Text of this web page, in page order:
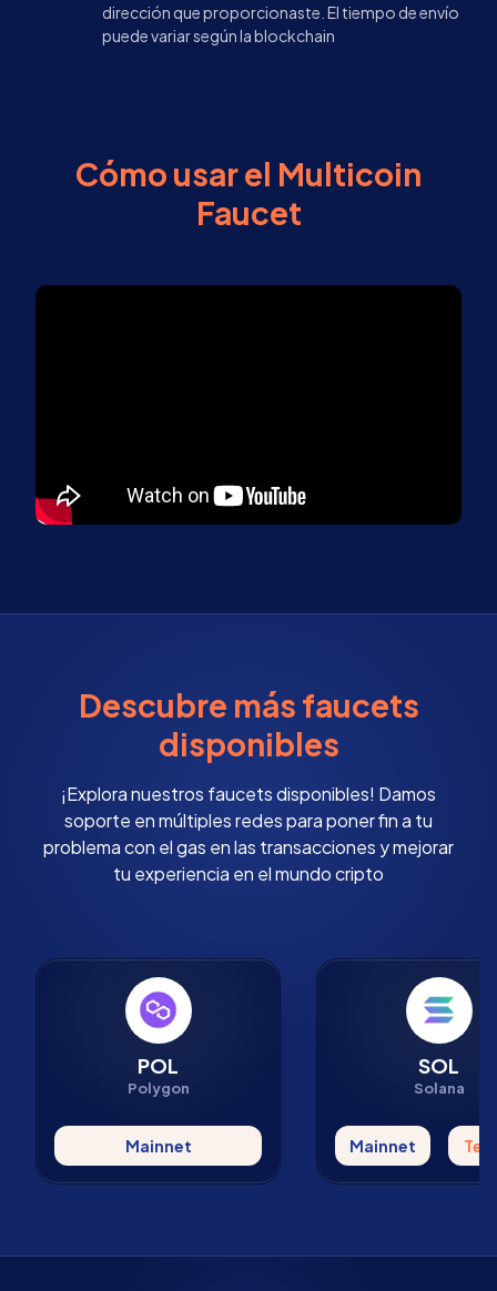
dirección que proporcionaste. El tiempo de envío
puede variar según la blockchain
Cómo usar el Multicoin
Faucet
Descubre más faucets
disponibles
¡Explora nuestros faucets disponibles! Damos
soporte en múltiples redes para poner fin a tu
problema con el gas en las transacciones y mejorar
tu experiencia en el mundo cripto
POL
Polygon
Mainnet
SOL
Solana
Mainnet